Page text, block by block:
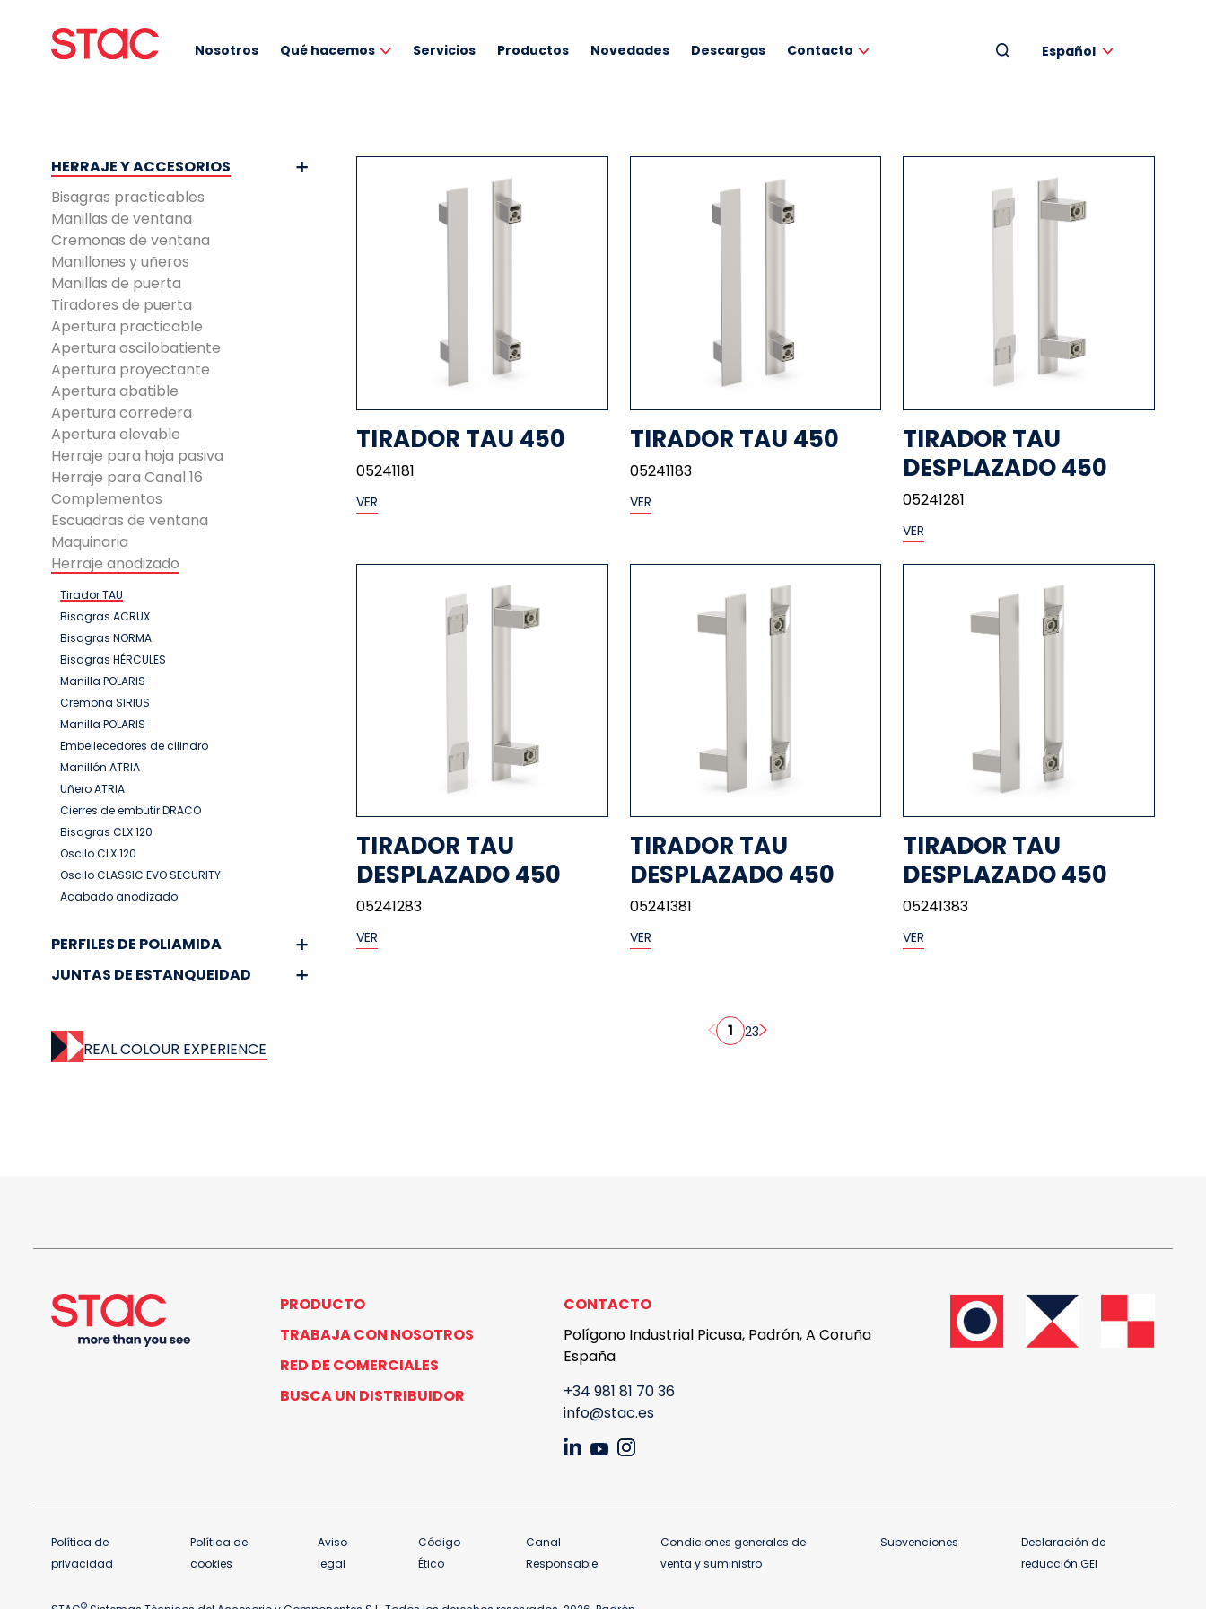
Nosotros Qué hacemos Servicios Productos Novedades Descargas Contacto Español
HERRAJE Y ACCESORIOS
Bisagras practicables
Manillas de ventana
Cremonas de ventana
Manillones y uñeros
Manillas de puerta
Tiradores de puerta
Apertura practicable
Apertura oscilobatiente
Apertura proyectante
Apertura abatible
Apertura corredera
Apertura elevable
Herraje para hoja pasiva
Herraje para Canal 16
Complementos
Escuadras de ventana
Maquinaria
Herraje anodizado
Tirador TAU
Bisagras ACRUX
Bisagras NORMA
Bisagras HÉRCULES
Manilla POLARIS
Cremona SIRIUS
Manilla POLARIS
Embellecedores de cilindro
Manillón ATRIA
Uñero ATRIA
Cierres de embutir DRACO
Bisagras CLX 120
Oscilo CLX 120
Oscilo CLASSIC EVO SECURITY
Acabado anodizado
PERFILES DE POLIAMIDA
JUNTAS DE ESTANQUEIDAD
REAL COLOUR EXPERIENCE
TIRADOR TAU 450
05241181
VER
TIRADOR TAU 450
05241183
VER
TIRADOR TAU
DESPLAZADO 450
05241281
VER
TIRADOR TAU
DESPLAZADO 450
05241283
VER
TIRADOR TAU
DESPLAZADO 450
05241381
VER
TIRADOR TAU
DESPLAZADO 450
05241383
VER
1 23
PRODUCTO
TRABAJA CON NOSOTROS
RED DE COMERCIALES
BUSCA UN DISTRIBUIDOR
CONTACTO
Polígono Industrial Picusa, Padrón, A Coruña
España
+34 981 81 70 36
info@stac.es
Política de
privacidad
Política de
cookies
Aviso
legal
Código
Ético
Canal
Responsable
Condiciones generales de
venta y suministro
Subvenciones
Declaración de
reducción GEI
©